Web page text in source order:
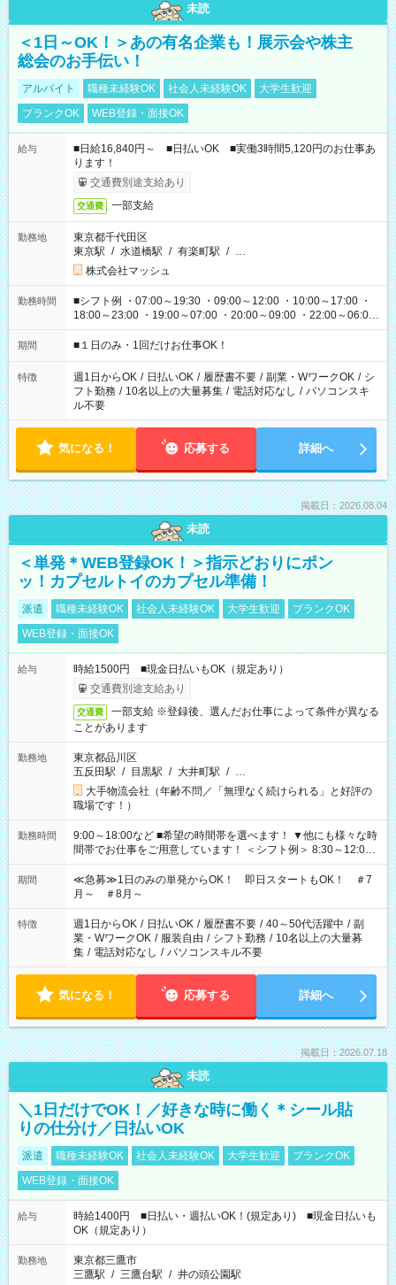
未読
＜1日～OK！＞あの有名企業も！展示会や株主
総会のお手伝い！
アルバイト 職種未経験OK 社会人未経験OK
大学生歓迎
ブランクOK
WEB登録・面接OK
給与
■日給16,840円～ ■日払いOK ■実働3時間5,120円のお仕事あ
ります！
交通費別途支給あり
交通費 一部支給
勤務地
東京都千代田区
東京駅 / 水道橋駅 / 有楽町駅 / …
株式会社マッシュ
勤務時間
■シフト例 ・07:00～19:30 ・09:00～12:00 ・10:00～17:00 ・
18:00～23:00 ・19:00～07:00 ・20:00～09:00 ・22:00～06:00
etc ★最短で3時間で5,120円のお仕事から 15時間で2万円近く稼
げるお仕事も！ ご希望のお時間に合わせてご紹介！ ※シフトは
ください！
期間 ■１日のみ・1回だけお仕事OK！
特徴 週1日からOK / 日払いOK / 履歴書不要 / 副業・WワークOK / シ
フト勤務 / 10名以上の大量募集 / 電話対応なし / パソコンスキ
ル不要
気になる！ 応募する 詳細へ
掲載日：2026.08.04
未読
＜単発＊WEB登録OK！＞指示どおりにポン
ッ！カプセルトイのカプセル準備！
派遣 職種未経験OK 社会人未経験OK 大学生歓迎
ブランクOK
WEB登録・面接OK
給与
時給1500円 ■現金日払いもOK（規定あり）
交通費別途支給あり
交通費
一部支給 ※登録後、選んだお仕事によって条件が異なる
ことがあります
勤務地
東京都品川区
五反田駅 / 目黒駅 / 大井町駅 / …
大手物流会社（年齢不問／「無理なく続けられる」と好評の
職場です！）
勤務時間
9:00～18:00など ■希望の時間帯を選べます！ ▼他にも様々な時
間帯でお仕事をご用意しています！ ＜シフト例＞ 8:30～12:00
17:00～22:00 13:00～22:00 22:00～翌6:00 など
期間
≪急募≫1日のみの単発からOK！ 即日スタートもOK！ ＃7
月～ ＃8月～
特徴 週1日からOK / 日払いOK / 履歴書不要 / 40～50代活躍中 / 副
業・WワークOK / 服装自由 / シフト勤務 / 10名以上の大量募
集 / 電話対応なし / パソコンスキル不要
気になる！ 応募する 詳細へ
掲載日：2026.07.18
未読
＼1日だけでOK！／好きな時に働く＊シール貼
りの仕分け／日払いOK
派遣 職種未経験OK 社会人未経験OK 大学生歓迎
ブランクOK
WEB登録・面接OK
給与
時給1400円 ■日払い・週払いOK！(規定あり) ■現金日払いも
OK（規定あり）
勤務地
東京都三鷹市
三鷹駅 / 三鷹台駅 / 井の頭公園駅